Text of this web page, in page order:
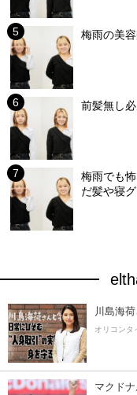
梅雨の美
前髪無し
梅雨でも
だ髪や寝
川島海
オリコンタ
マクド